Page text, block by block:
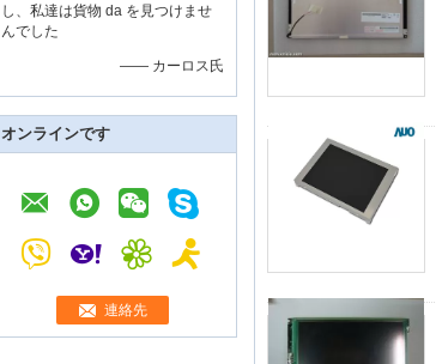
し、私達は貨物 da を見つけませ
んでした
—— カーロス氏
オンラインです
連絡先